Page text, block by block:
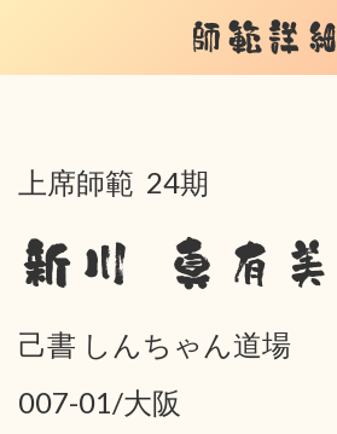
師範詳細
上席師範 24期
新川 真有美
己書 しんちゃん道場
007-01/大阪